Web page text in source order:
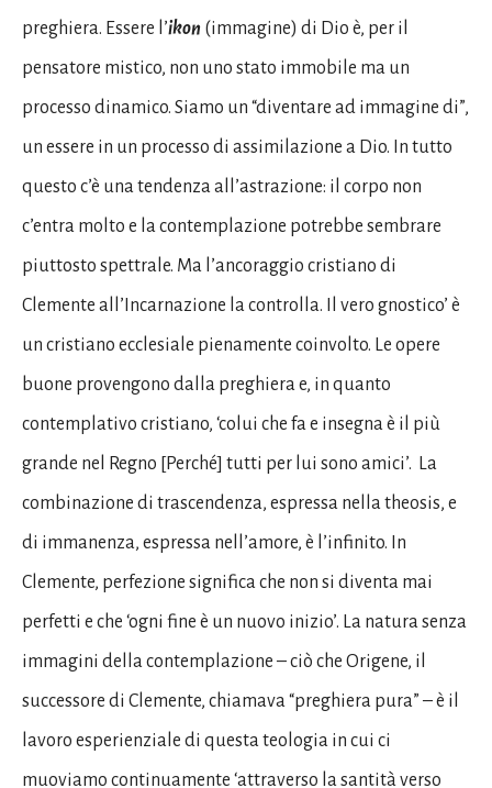
preghiera. Essere l’ikon (immagine) di Dio è, per il
pensatore mistico, non uno stato immobile ma un
processo dinamico. Siamo un “diventare ad immagine di”,
un essere in un processo di assimilazione a Dio. In tutto
questo c’è una tendenza all’astrazione: il corpo non
c’entra molto e la contemplazione potrebbe sembrare
piuttosto spettrale. Ma l’ancoraggio cristiano di
Clemente all’Incarnazione la controlla. Il vero gnostico’ è
un cristiano ecclesiale pienamente coinvolto. Le opere
buone provengono dalla preghiera e, in quanto
contemplativo cristiano, ‘colui che fa e insegna è il più
grande nel Regno [Perché] tutti per lui sono amici’. La
combinazione di trascendenza, espressa nella theosis, e
di immanenza, espressa nell’amore, è l’infinito. In
Clemente, perfezione significa che non si diventa mai
perfetti e che ‘ogni fine è un nuovo inizio’. La natura senza
immagini della contemplazione – ciò che Origene, il
successore di Clemente, chiamava “preghiera pura” – è il
lavoro esperienziale di questa teologia in cui ci
muoviamo continuamente ‘attraverso la santità verso